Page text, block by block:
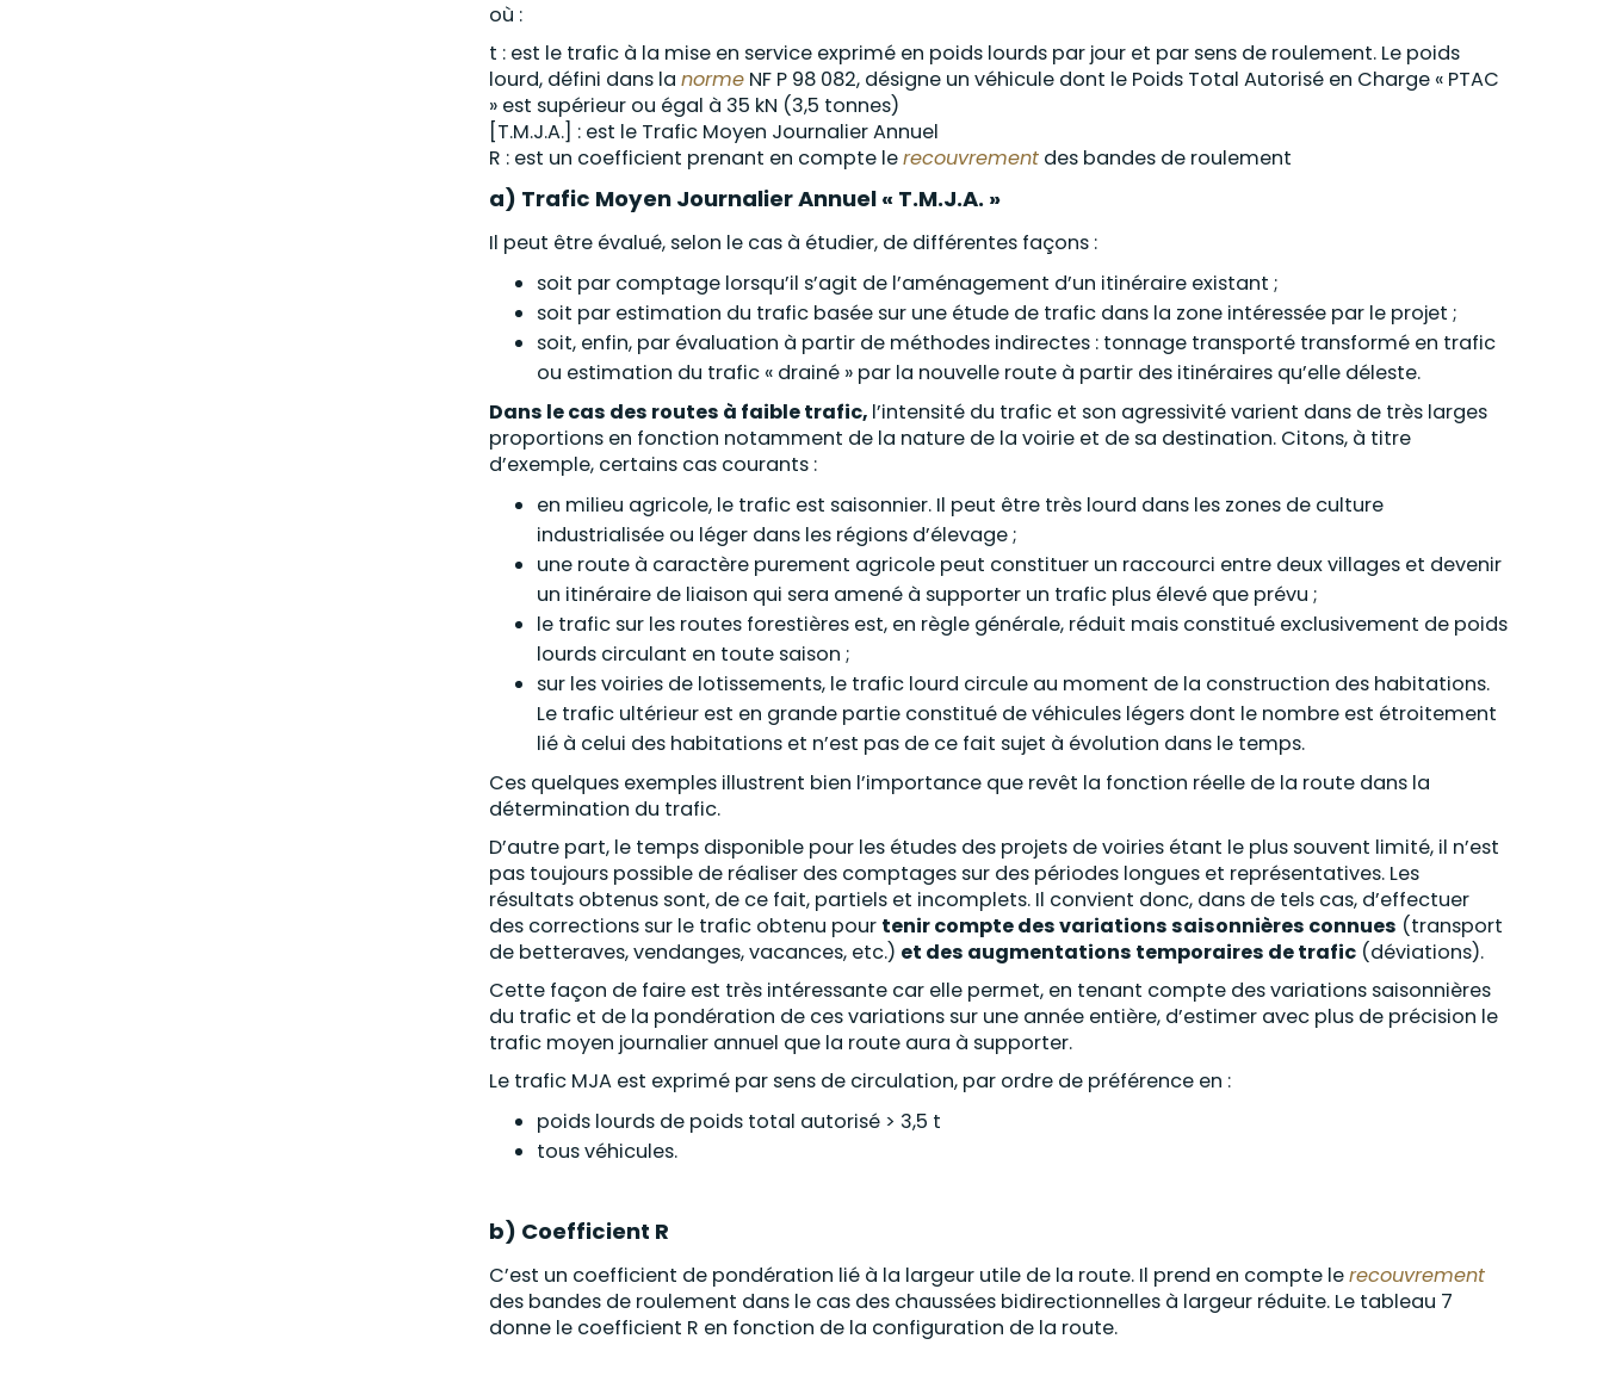
où :
t : est le trafic à la mise en service exprimé en poids lourds par jour et par sens de roulement. Le poids
lourd, défini dans la norme NF P 98 082, désigne un véhicule dont le Poids Total Autorisé en Charge « PTAC
» est supérieur ou égal à 35 kN (3,5 tonnes)
[T.M.J.A.] : est le Trafic Moyen Journalier Annuel
R : est un coefficient prenant en compte lerecouvrement des bandes de roulement
a) Trafic Moyen Journalier Annuel « T.M.J.A. »
Il peut être évalué, selon le cas à étudier, de différentes façons :
soit par comptage lorsqu’il s’agit de l’aménagement d’un itinéraire existant ;
soit par estimation du trafic basée sur une étude de trafic dans la zone intéressée par le projet ;
soit, enfin, par évaluation à partir de méthodes indirectes : tonnage transporté transformé en trafic
ou estimation du trafic « drainé » par la nouvelle route à partir des itinéraires qu’elle déleste.
Dans le cas des routes à faible trafic, l’intensité du trafic et son agressivité varient dans de très larges
proportions en fonction notamment de la nature de la voirie et de sa destination. Citons, à titre
d’exemple, certains cas courants :
en milieu agricole, le trafic est saisonnier. Il peut être très lourd dans les zones de culture
industrialisée ou léger dans les régions d’élevage ;
une route à caractère purement agricole peut constituer un raccourci entre deux villages et devenir
un itinéraire de liaison qui sera amené à supporter un trafic plus élevé que prévu ;
le trafic sur les routes forestières est, en règle générale, réduit mais constitué exclusivement de poids
lourds circulant en toute saison ;
sur les voiries de lotissements, le trafic lourd circule au moment de la construction des habitations.
Le trafic ultérieur est en grande partie constitué de véhicules légers dont le nombre est étroitement
lié à celui des habitations et n’est pas de ce fait sujet à évolution dans le temps.
Ces quelques exemples illustrent bien l’importance que revêt la fonction réelle de la route dans la
détermination du trafic.
D’autre part, le temps disponible pour les études des projets de voiries étant le plus souvent limité, il n’est
pas toujours possible de réaliser des comptages sur des périodes longues et représentatives. Les
résultats obtenus sont, de ce fait, partiels et incomplets. Il convient donc, dans de tels cas, d’effectuer
des corrections sur le trafic obtenu pour tenir compte des variations saisonnières connues (transport
de betteraves, vendanges, vacances, etc.) et des augmentations temporaires de trafic (déviations).
Cette façon de faire est très intéressante car elle permet, en tenant compte des variations saisonnières
du trafic et de la pondération de ces variations sur une année entière, d’estimer avec plus de précision le
trafic moyen journalier annuel que la route aura à supporter.
Le trafic MJA est exprimé par sens de circulation, par ordre de préférence en :
poids lourds de poids total autorisé > 3,5 t
tous véhicules.
b) Coefficient R
C’est un coefficient de pondération lié à la largeur utile de la route. Il prend en compte lerecouvrement
des bandes de roulement dans le cas des chaussées bidirectionnelles à largeur réduite. Le tableau 7
donne le coefficient R en fonction de la configuration de la route.